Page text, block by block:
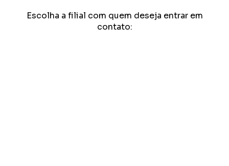
Escolha a filial com quem deseja entrar em
contato: